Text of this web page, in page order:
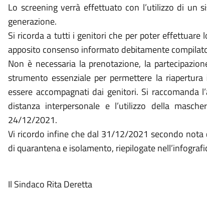
Lo screening verrà effettuato con l’utilizzo di un
generazione.
Si ricorda a tutti i genitori che per poter effettuare
apposito consenso informato debitamente
Non è necessaria la prenotazione, la
strumento essenziale per permettere la
essere accompagnati dai genitori. Si raccomanda
distanza interpersonale e l’utilizzo della
24/12/2021.
Vi ricordo infine che dal 31/12/2021 secondo
di quarantena e isolamento, riepilogate
Il Sindaco Rita Deretta